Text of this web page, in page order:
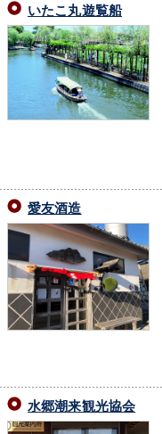
いたこ丸遊覧船
愛友酒造
水郷潮来観光協会